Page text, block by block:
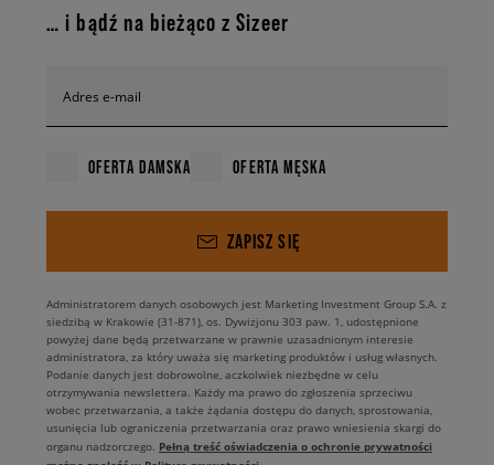
… i bądź na bieżąco z Sizeer
Adres e-mail
OFERTA DAMSKA OFERTA MĘSKA
ZAPISZ SIĘ
Administratorem danych osobowych jest Marketing Investment Group S.A. z
siedzibą w Krakowie (31-871), os. Dywizjonu 303 paw. 1, udostępnione
powyżej dane będą przetwarzane w prawnie uzasadnionym interesie
administratora, za który uważa się marketing produktów i usług własnych.
Podanie danych jest dobrowolne, aczkolwiek niezbędne w celu
otrzymywania newslettera. Każdy ma prawo do zgłoszenia sprzeciwu
wobec przetwarzania, a także żądania dostępu do danych, sprostowania,
usunięcia lub ograniczenia przetwarzania oraz prawo wniesienia skargi do
organu nadzorczego. Pełną treść oświadczenia o ochronie prywatności